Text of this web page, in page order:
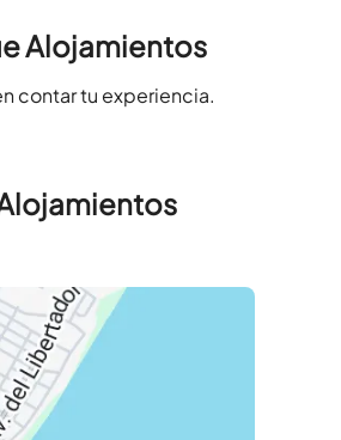
Alojamientos
contar tu experiencia.